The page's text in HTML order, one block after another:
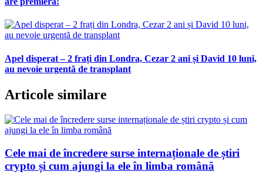
Apel disperat – 2 frați din Londra, Cezar 2 ani și David 10 luni,
au nevoie urgentă de transplant
Articole similare
Cele mai de încredere surse internaționale de știri
crypto și cum ajungi la ele în limba română